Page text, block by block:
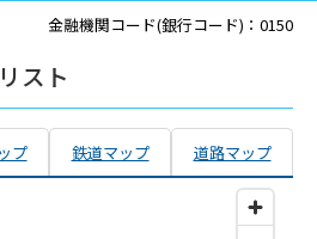
金融機関コード(銀行コード)：0150
スト
プ 鉄道マップ 道路マップ